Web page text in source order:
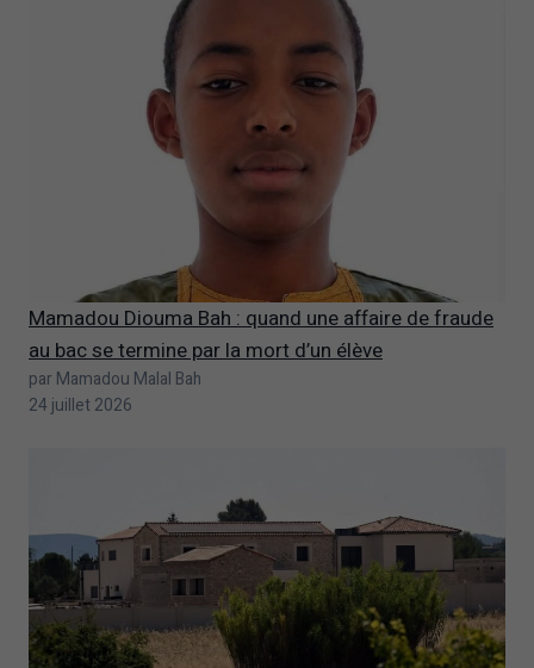
Mamadou Diouma Bah : quand une affaire de fraude
au bac se termine par la mort d’un élève
par Mamadou Malal Bah
24 juillet 2026